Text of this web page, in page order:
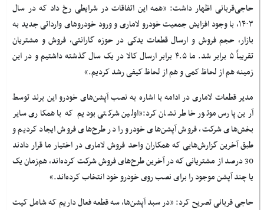
حاجی‌قربانی اظهار داشت: «همه این اتفاقات در شرایطی رخ داد که در سال
۱۴۰۳، با وجود افزایش جمعیت خودرو لاماری و ورود خودروهای وارداتی جدید به
بازار، حجم فروش و ارسال قطعات یدکی در حوزه گارانتی، فروش و مشتریان
تقریباً ۵ برابر شد. ما ۴.۵ برابر ارسال کالا در یک سال گذشته داشتیم و در این
زمینه هم از لحاظ کمی و هم از لحاظ کیفی رشد کردیم.»
مدیر قطعات لاماری در ادامه با اشاره به نصب آپشن‌های خودرو این برند توسط
آرین پارس موتور خاطر نشان کرد:«اولین شرکتی بودیم که با همکاری سایر
بخش‌های شرکت، فروش آپشن‌های خودرو را در طرح‌های فروش ایجاد کردیم و
طبق آخرین گزارش‌هایی که همکاران واحد فروش لاماری در اختیار ما قرار دادند
30 درصد از مشتریانی که در آخرین طرح‌های فروش شرکت کرده‌اند، هم‌زمان یک
یا چند آپشن موجود را برای نصب روی خودرو خود انتخاب کرده‌اند.
»
حاجی قربانی تصریح کرد: «در سبد آپشنها، سه قطعه فعال داریم که شامل کیت‌